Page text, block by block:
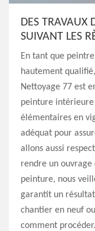
DES TRAVAUX
SUIVANT LES
En tant que
hautement
Nettoyage 77 est
peinture
élémentaires en
adéquat pour
allons aussi
rendre un ouvrage
peinture, nous
garantit un
chantier en neuf
comment procéder.